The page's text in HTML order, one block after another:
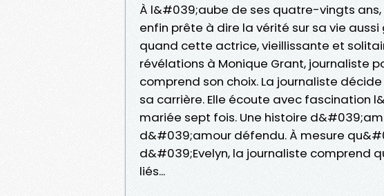
À l&#039;aube de ses quatre-vingts ans,
enfin prête à dire la vérité sur sa vie
quand cette actrice, vieillissante et
révélations à Monique Grant, journaliste
comprend son choix. La journaliste
sa carrière. Elle écoute avec fascination
mariée sept fois. Une histoire
d&#039;amour défendu. À mesure
d&#039;Evelyn, la journaliste comprend
liés...